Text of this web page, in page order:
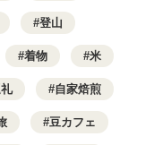
登山
着物 米
自家焙煎
豆カフェ